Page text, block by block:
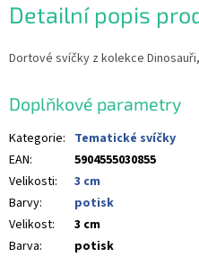
Detailní popis
Dortové svíčky z kolekce
Doplňkové parametry
Kategorie: Tematické svíčky
EAN:
5904555030855
Velikosti:
3 cm
Barvy:
potisk
Velikost:
3 cm
Barva: potisk